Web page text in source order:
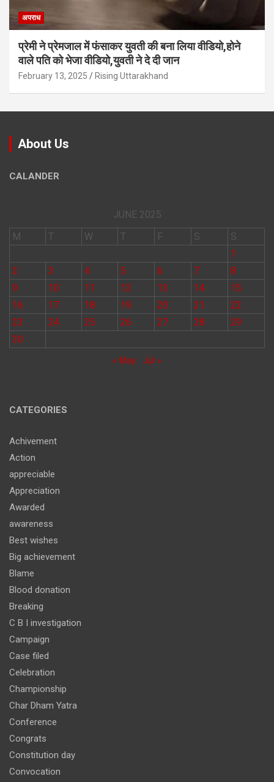
अपराध
प्रेमी ने प्रेमजाल में फंसाकर युवती की बना लिया वीडियो,होने
वाले पत‍ि को भेजा वीड‍ियो,युवती ने दे दी जान
February 13, 2025 Rising Uttarakhand
About Us
CALANDER
JUNE 2025
M
T W T F S
S
1
2
3 4 5 6 7
8
9
10 11 12 13 14
15
16
17 18 19 20 21
22
23
24 25 26 27 28
29
30
« May Jul »
CATEGORIES
Achivement
Action
appreciable
Appreciation
Awarded
awareness
Best wishes
Big achievement
Blame
Blood donation
Breaking
C B I investigation
Campaign
Case filed
Celebration
Championship
Char Dham Yatra
Conference
Congrats
Constitution day
Convocation